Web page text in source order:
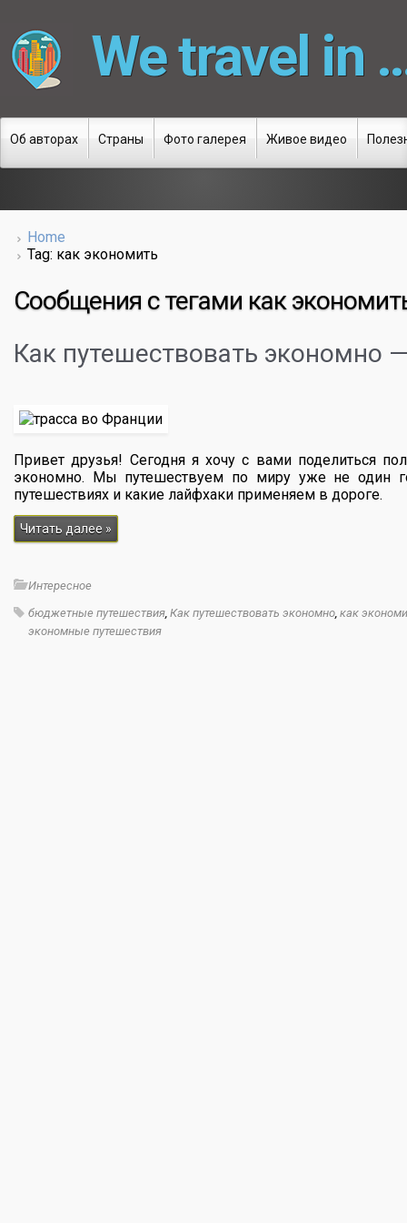
We travel in
Об авторах Страны Фото галерея Живое видео
Home
Tag: как экономить
Сообщения с тегами как
Как путешествовать экономно
Привет друзья! Сегодня я хочу с вами поделиться
экономно. Мы путешествуем по миру уже не один
путешествиях и какие лайфхаки применяем в дороге.
Читать далее »
Интересное
бюджетные путешествия, Как путешествовать экономно, как
экономные путешествия